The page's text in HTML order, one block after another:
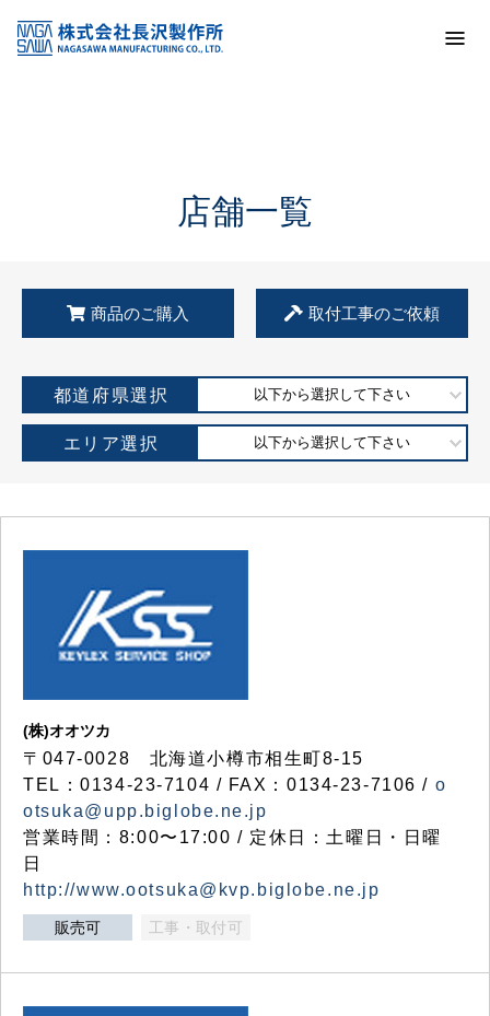
KSS加盟店・取扱店情報
店舗一覧
店舗一覧
商品のご購入 取付工事のご依頼
都道府県選択 以下から選択して下さい
エリア選択 以下から選択して下さい
(株)オオツカ
〒047-0028 北海道小樽市相生町8-15
TEL：0134-23-7104 / FAX：0134-23-7106 / o
otsuka@upp.biglobe.ne.jp
営業時間：8:00〜17:00 / 定休日：土曜日・日曜
日
http://www.ootsuka@kvp.biglobe.ne.jp
販売可 工事・取付可